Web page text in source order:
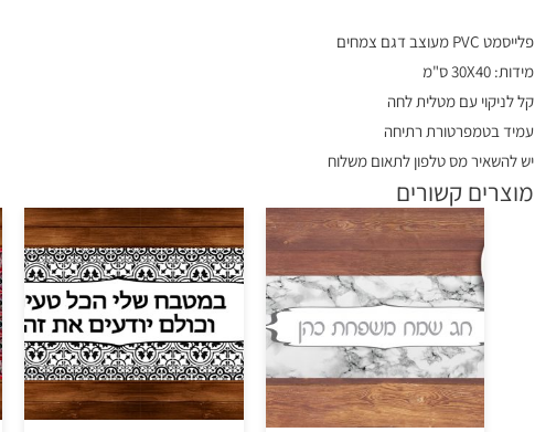
פלייסמט PVC מעוצב דגם צמחים
מידות: 30X40 ס"מ
קל לניקוי עם מטלית לחה
עמיד בטמפרטורת רתיחה
יש להשאיר מס טלפון לתאום משלוח
מוצרים קשורים